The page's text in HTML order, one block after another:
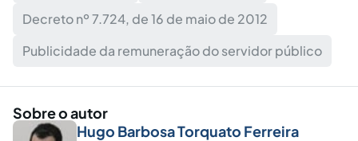
Decreto nº 7.724, de 16 de maio de 2012
Publicidade da remuneração do servidor público
Sobre o autor
Hugo Barbosa Torquato Ferreira